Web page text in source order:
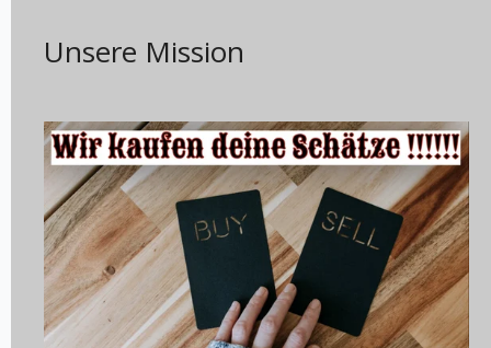
Unsere Mission